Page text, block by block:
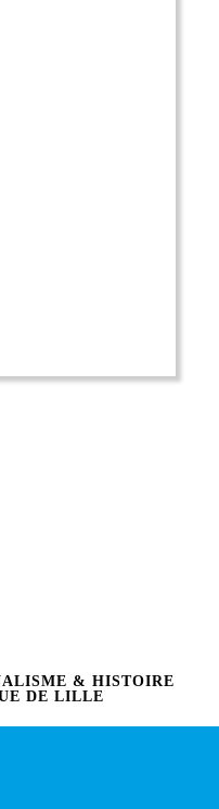
& HISTOIRE
DE LILLE